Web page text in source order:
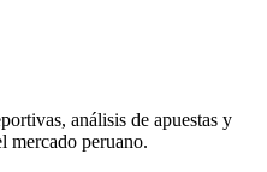
análisis de apuestas y
mercado peruano.